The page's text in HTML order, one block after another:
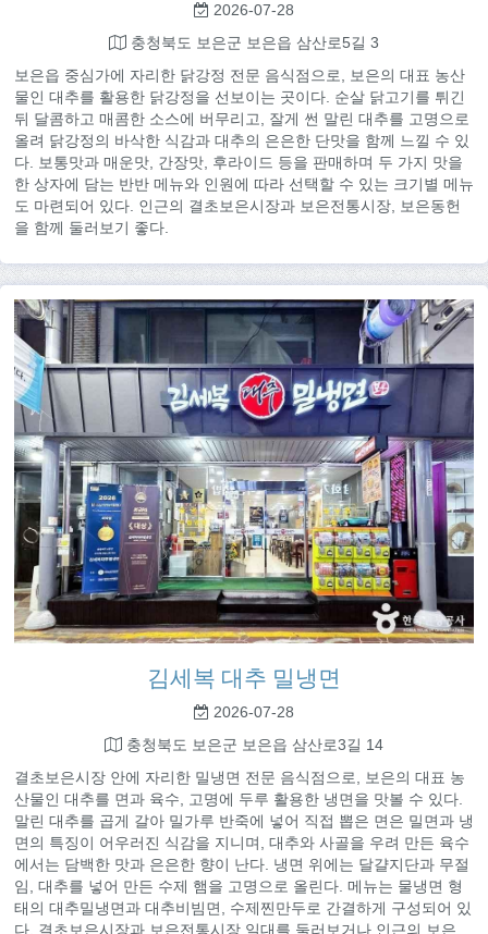
2026-07-28
충청북도 보은군 보은읍 삼산로5길 3
보은읍 중심가에 자리한 닭강정 전문 음식점으로, 보은의 대표 농산
물인 대추를 활용한 닭강정을 선보이는 곳이다. 순살 닭고기를 튀긴
뒤 달콤하고 매콤한 소스에 버무리고, 잘게 썬 말린 대추를 고명으로
올려 닭강정의 바삭한 식감과 대추의 은은한 단맛을 함께 느낄 수 있
다. 보통맛과 매운맛, 간장맛, 후라이드 등을 판매하며 두 가지 맛을
한 상자에 담는 반반 메뉴와 인원에 따라 선택할 수 있는 크기별 메뉴
도 마련되어 있다. 인근의 결초보은시장과 보은전통시장, 보은동헌
을 함께 둘러보기 좋다.
김세복 대추 밀냉면
2026-07-28
충청북도 보은군 보은읍 삼산로3길 14
결초보은시장 안에 자리한 밀냉면 전문 음식점으로, 보은의 대표 농
산물인 대추를 면과 육수, 고명에 두루 활용한 냉면을 맛볼 수 있다.
말린 대추를 곱게 갈아 밀가루 반죽에 넣어 직접 뽑은 면은 밀면과 냉
면의 특징이 어우러진 식감을 지니며, 대추와 사골을 우려 만든 육수
에서는 담백한 맛과 은은한 향이 난다. 냉면 위에는 달걀지단과 무절
임, 대추를 넣어 만든 수제 햄을 고명으로 올린다. 메뉴는 물냉면 형
태의 대추밀냉면과 대추비빔면, 수제찐만두로 간결하게 구성되어 있
다. 결초보은시장과 보은전통시장 일대를 둘러보거나 인근의 보은